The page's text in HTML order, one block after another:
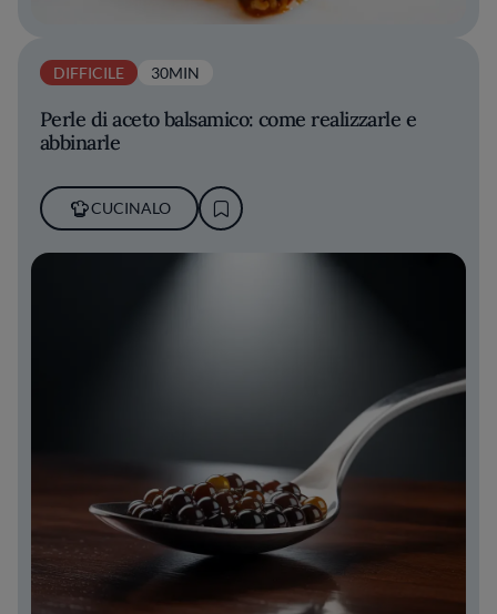
DIFFICILE 30MIN
Perle di aceto balsamico: come realizzarle e
abbinarle
CUCINALO